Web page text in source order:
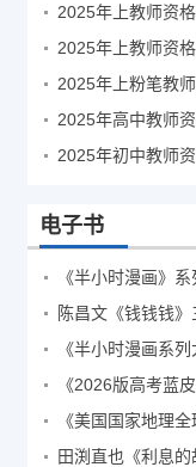
2025年上教师资
2025年上粉笔教
2025年高中教师
2025年初中教师
电子书
《半小时漫画》
《半小时漫画系
《2026版高考蓝皮
《美国国家地理
田渕直也《利息的